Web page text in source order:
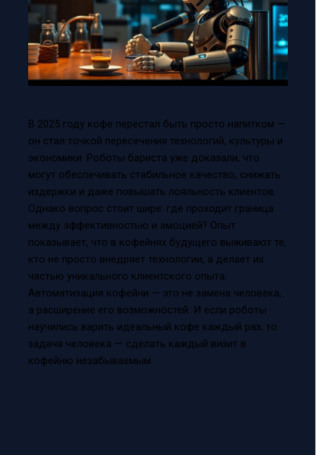
В 2025 году кофе перестал быть просто напитком —
он стал точкой пересечения технологий, культуры и
экономики. Роботы бариста уже доказали, что
могут обеспечивать стабильное качество, снижать
издержки и даже повышать лояльность клиентов.
Однако вопрос стоит шире: где проходит граница
между эффективностью и эмоцией? Опыт
показывает, что в кофейнях будущего выживают те,
кто не просто внедряет технологии, а делает их
частью уникального клиентского опыта.
Автоматизация кофейни — это не замена человека,
а расширение его возможностей. И если роботы
научились варить идеальный кофе каждый раз, то
задача человека — сделать каждый визит в
кофейню незабываемым.